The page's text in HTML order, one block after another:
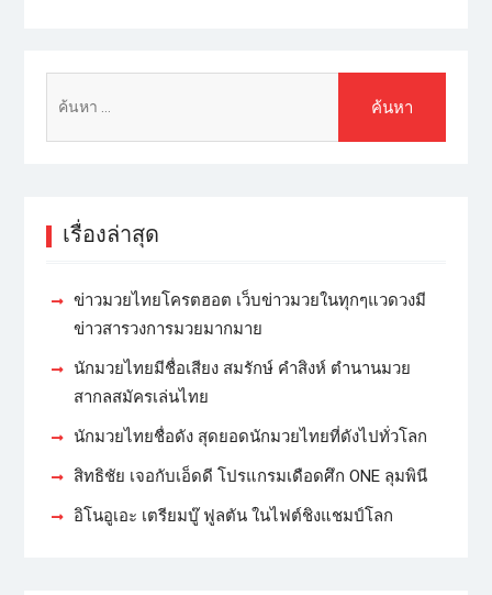
เรื่องล่าสุด
ข่าวมวยไทยโครตฮอต เว็บข่าวมวยในทุกๆแวดวงมี
ข่าวสารวงการมวยมากมาย
นักมวยไทยมีชื่อเสียง สมรักษ์ คำสิงห์ ตำนานมวย
สากลสมัครเล่นไทย
นักมวยไทยชื่อดัง สุดยอดนักมวยไทยที่ดังไปทั่วโลก
สิทธิชัย เจอกับเอ็ดดี โปรแกรมเดือดศึก ONE ลุมพินี
อิโนอูเอะ เตรียมบู๊ ฟูลตัน ในไฟต์ชิงแชมป์โลก